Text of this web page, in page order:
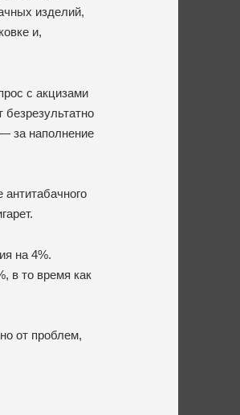
изделий,
и,
с акцизами
за наполнение
антитабачного
на 4%.
в то время как
от проблем,